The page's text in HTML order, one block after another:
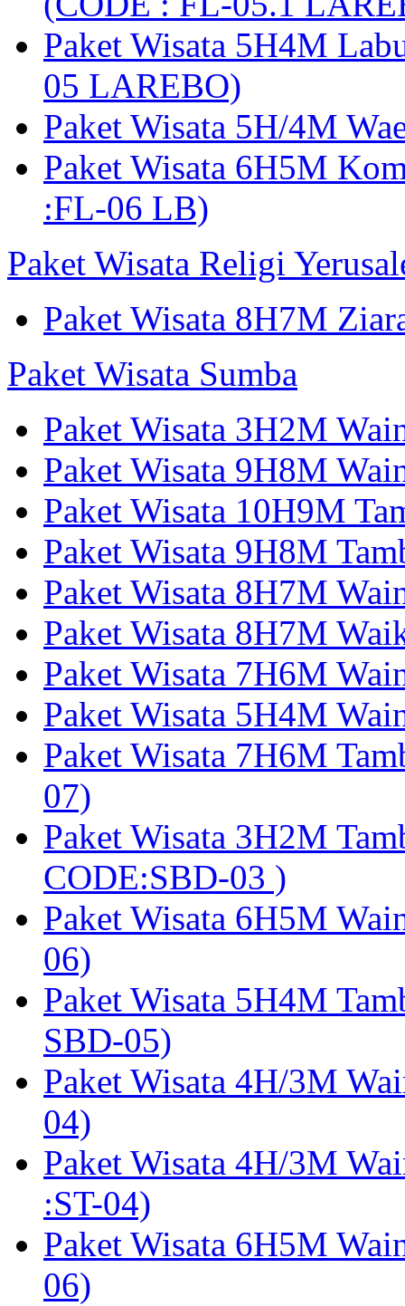
Paket Wisata 5H4M
05 LAREBO)
Paket Wisata 5H/4M
Paket Wisata 6H5M
:FL-06 LB)
Paket Wisata Religi
Paket Wisata 8H7M
Paket Wisata Sumba
Paket Wisata 3H2M
Paket Wisata 9H8M
Paket Wisata 10H9M
Paket Wisata 9H8M
Paket Wisata 8H7M
Paket Wisata 8H7M
Paket Wisata 7H6M
Paket Wisata 5H4M
Paket Wisata 7H6M
07)
Paket Wisata 3H2M
CODE:SBD-03 )
Paket Wisata 6H5M
06)
Paket Wisata 5H4M
SBD-05)
Paket Wisata 4H/3M
04)
Paket Wisata 4H/3M
:ST-04)
Paket Wisata 6H5M
06)